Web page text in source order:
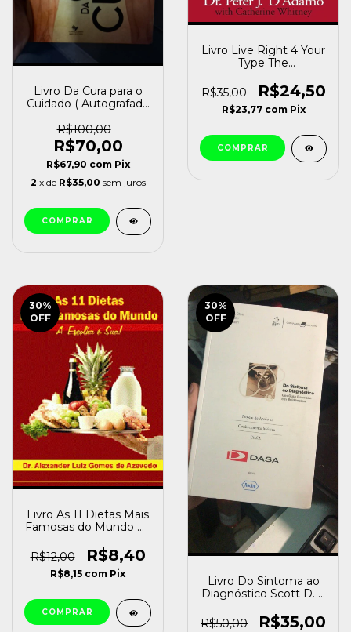
Livro Da Cura para o
Cuidado ( Autografado
Rodrigues Gonçalves
[usado]
R$100,00
R$70,00
R$67,90 com Pix
2 x de R$35,00 sem juros
Livro Live Right 4 Your
Type The
Prescription For
Maximizing Health,
Metabolism, And
Of Your Life Peter J.
D''adamo (), Catherine
Whitney () [usado]
R$35,00 R$24,50
R$23,77 com Pix
30%
OFF
Livro As 11 Dietas Mais
Famosas do Mundo Dr
de Azevedo [usado]
R$12,00 R$8,40
R$8,15 com Pix
30%
OFF
Livro Do Sintoma ao
Diagnóstico Scott D. C
R$50,00
R$35,00